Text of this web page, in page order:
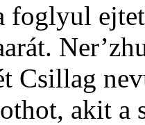
foglyul
Csillag
akit a